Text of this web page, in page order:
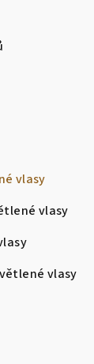
vlasy
vlasy
vlasy